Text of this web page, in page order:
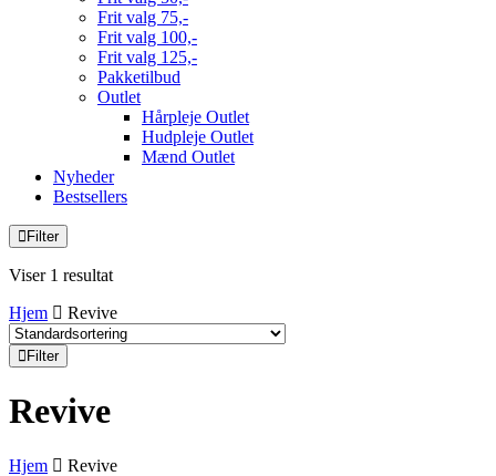
Frit valg 75,-
Frit valg 100,-
Frit valg 125,-
Pakketilbud
Outlet
Hårpleje Outlet
Hudpleje Outlet
Mænd Outlet
Nyheder
Bestsellers
Filter
Viser 1 resultat
Hjem
Revive
Filter
Revive
Hjem Revive